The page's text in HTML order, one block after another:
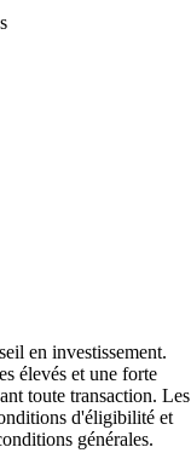
en investissement.
élevés et une forte
toute transaction. Les
d'éligibilité et
générales.